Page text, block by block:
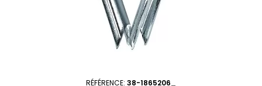
RÉFÉRENCE: 38-1865206_